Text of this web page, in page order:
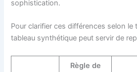
sophistication.
Pour clarifier ces différences selon le
tableau synthétique peut servir de
Règle de